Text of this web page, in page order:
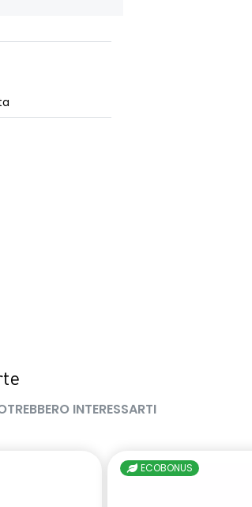
INTERESSARTI
ECOBONUS